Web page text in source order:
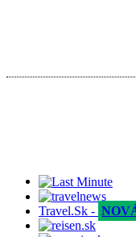
Travel.Sk -